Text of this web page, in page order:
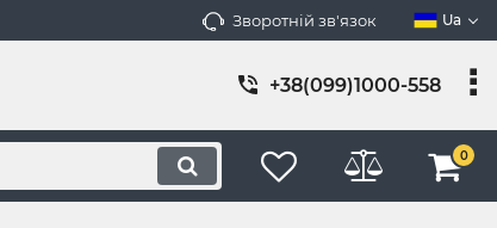
Зворотній зв'язок Ua
+38(099)1000-558
0